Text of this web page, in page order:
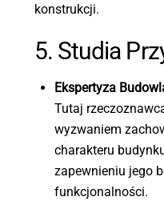
konstrukcji.
5. Studia
Ekspertyza
Tutaj
wyzwaniem
charakteru
zapewnieniu jego
funkcjonalności.